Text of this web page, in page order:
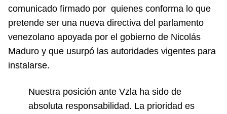
comunicado firmado por quienes conforma lo que
pretende ser una nueva directiva del parlamento
venezolano apoyada por el gobierno de Nicolás
Maduro y que usurpó las autoridades vigentes para
instalarse.
Nuestra posición ante Vzla ha sido de
absoluta responsabilidad. La prioridad es